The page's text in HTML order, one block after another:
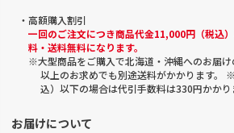
・高額購入割引
一回のご注文につき商品代金11,000円（税込
料・送料無料になります。
※大型商品をご購入で北海道・沖縄へのお届け
以上のお求めでも別途送料がかかります。
込）以下の場合は代引手数料は330円かかり
お届けについて